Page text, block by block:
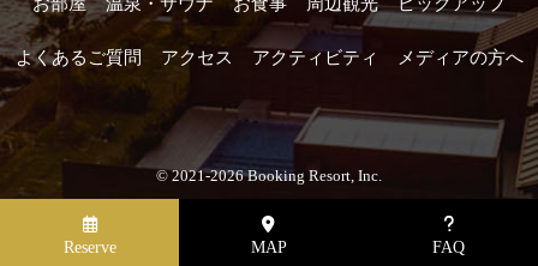
よくあるご質問 アクセス アクティビティ メディアの方へ
© 2021-2026 Booking Resort, Inc.
Reserve MAP FAQ